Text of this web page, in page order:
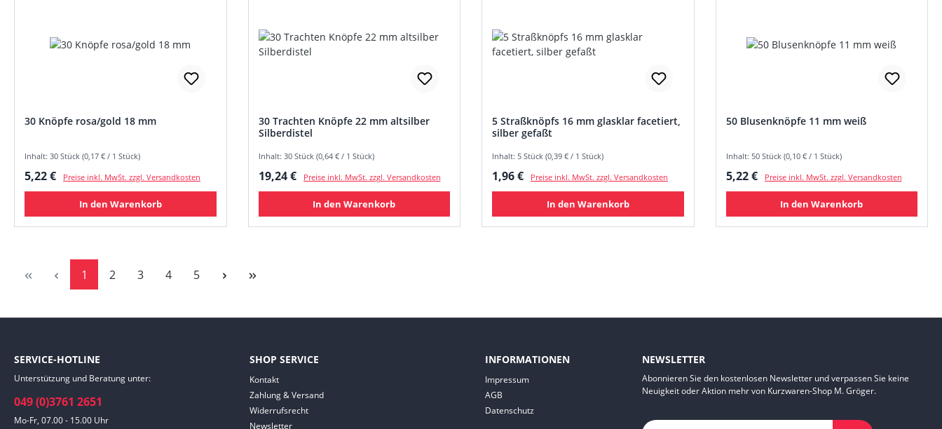
30 Knöpfe rosa/gold 18 mm
Inhalt: 30 Stück (0,17 € / 1 Stück)
Regulärer Preis:
5,22 € Preise inkl. MwSt. zzgl. Versandkosten
In den Warenkorb
30 Trachten Knöpfe 22 mm altsilber
Silberdistel
Inhalt: 30 Stück (0,64 € / 1 Stück)
Regulärer Preis:
19,24 € Preise inkl. MwSt. zzgl. Versandkosten
In den Warenkorb
5 Straßknöpfs 16 mm glasklar facetiert,
silber gefaßt
Inhalt: 5 Stück (0,39 € / 1 Stück)
Regulärer Preis:
1,96 € Preise inkl. MwSt. zzgl. Versandkosten
In den Warenkorb
50 Blusenknöpfe 11 mm weiß
Inhalt: 50 Stück (0,10 € / 1 Stück)
Regulärer Preis:
5,22 € Preise inkl. MwSt. zzgl. Versandkosten
In den Warenkorb
Seite
1 Seite
2 Seite
3 Seite
4 Seite
5
SERVICE-HOTLINE
Unterstützung und Beratung unter:
049 (0)3761 2651
Mo-Fr, 07.00 - 15.00 Uhr
SHOP SERVICE
Kontakt
Zahlung & Versand
Widerrufsrecht
Newsletter
INFORMATIONEN
Impressum
AGB
Datenschutz
NEWSLETTER
Abonnieren Sie den kostenlosen Newsletter und verpassen Sie keine
Neuigkeit oder Aktion mehr von Kurzwaren-Shop M. Gröger.